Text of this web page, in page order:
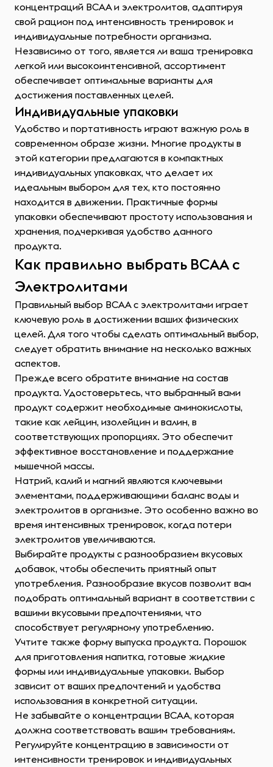
концентраций ВСАА и электролитов, адаптируя
свой рацион под интенсивность тренировок и
индивидуальные потребности организма.
Независимо от того, является ли ваша тренировка
легкой или высокоинтенсивной, ассортимент
обеспечивает оптимальные варианты для
достижения поставленных целей.
Индивидуальные упаковки
Удобство и портативность играют важную роль в
современном образе жизни. Многие продукты в
этой категории предлагаются в компактных
индивидуальных упаковках, что делает их
идеальным выбором для тех, кто постоянно
находится в движении. Практичные формы
упаковки обеспечивают простоту использования и
хранения, подчеркивая удобство данного
продукта.
Как правильно выбрать ВСАА с
Электролитами
Правильный выбор ВСАА с электролитами играет
ключевую роль в достижении ваших физических
целей. Для того чтобы сделать оптимальный выбор,
следует обратить внимание на несколько важных
аспектов.
Прежде всего обратите внимание на состав
продукта. Удостоверьтесь, что выбранный вами
продукт содержит необходимые аминокислоты,
такие как лейцин, изолейцин и валин, в
соответствующих пропорциях. Это обеспечит
эффективное восстановление и поддержание
мышечной массы.
Натрий, калий и магний являются ключевыми
элементами, поддерживающими баланс воды и
электролитов в организме. Это особенно важно во
время интенсивных тренировок, когда потери
электролитов увеличиваются.
Выбирайте продукты с разнообразием вкусовых
добавок, чтобы обеспечить приятный опыт
употребления. Разнообразие вкусов позволит вам
подобрать оптимальный вариант в соответствии с
вашими вкусовыми предпочтениями, что
способствует регулярному употреблению.
Учтите также форму выпуска продукта. Порошок
для приготовления напитка, готовые жидкие
формы или индивидуальные упаковки. Выбор
зависит от ваших предпочтений и удобства
использования в конкретной ситуации.
Не забывайте о концентрации ВСАА, которая
должна соответствовать вашим требованиям.
Регулируйте концентрацию в зависимости от
интенсивности тренировок и индивидуальных